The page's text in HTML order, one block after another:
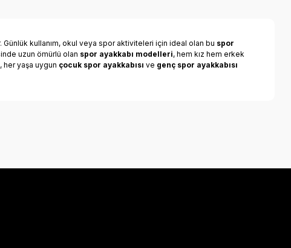
Günlük kullanım, okul veya spor aktiviteleri için ideal olan bu spor
uzun ömürlü olan spor ayakkabı modelleri, hem kız hem erkek
her yaşa uygun çocuk spor ayakkabısı ve genç spor ayakkabısı